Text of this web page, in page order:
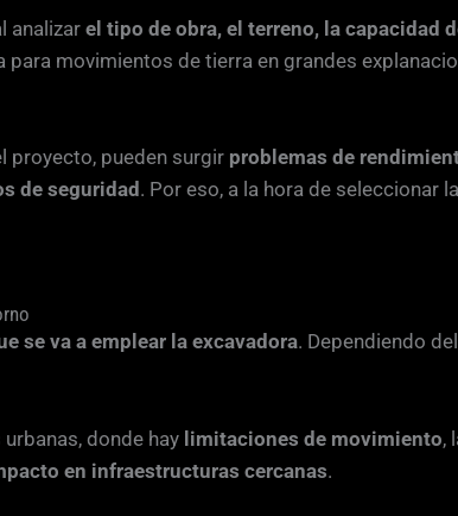
analizarel tipo de obra, el terreno, la capacidad
para movimientos de tierra en grandes
proyecto, pueden surgir problemas de
de seguridad. Por eso, a la hora de seleccionar
se va a emplear la excavadora. Dependiendo
donde hay limitaciones de movimiento,
en infraestructuras cercanas.